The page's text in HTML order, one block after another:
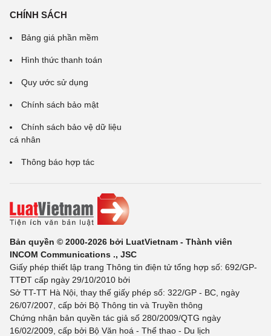
CHÍNH SÁCH
Bảng giá phần mềm
Hình thức thanh toán
Quy ước sử dụng
Chính sách bảo mật
Chính sách bảo vệ dữ liệu
cá nhân
Thông báo hợp tác
Bản quyền © 2000-2026 bởi LuatVietnam - Thành viên
INCOM Communications ., JSC
Giấy phép thiết lập trang Thông tin điện tử tổng hợp số: 692/GP-
TTĐT cấp ngày 29/10/2010 bởi
Sở TT-TT Hà Nội, thay thế giấy phép số: 322/GP - BC, ngày
26/07/2007, cấp bởi Bộ Thông tin và Truyền thông
Chứng nhận bản quyền tác giả số 280/2009/QTG ngày
16/02/2009, cấp bởi Bộ Văn hoá - Thể thao - Du lịch